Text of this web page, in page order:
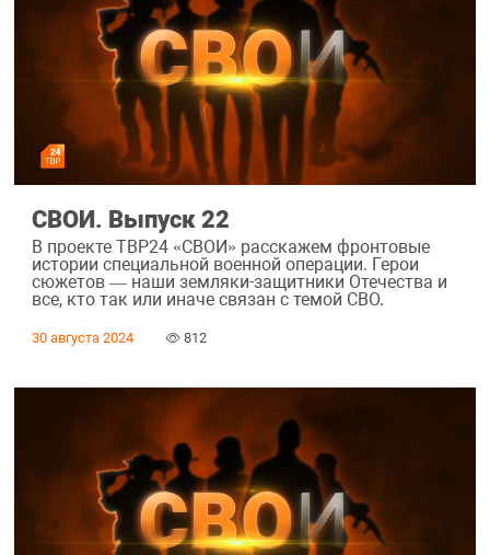
СВОИ. Выпуск 22
В проекте ТВР24 «СВОИ» расскажем фронтовые
истории специальной военной операции. Герои
сюжетов — наши земляки-защитники Отечества и
все, кто так или иначе связан с темой СВО.
30 августа 2024 812